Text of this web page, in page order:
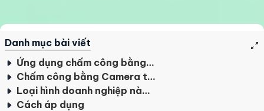
Danh mục bài viết
Ứng dụng chấm công bằng Camera trí tuệ nhân tạo đầu tiên ở Việt Nam
Chấm công bằng Camera trí tuệ nhân tạo có gì vượt trội?
Loại hình doanh nghiệp nào nên sử dụng tính năng chấm công bằng Camera trí tuệ nhân tạo?
Cách áp dụng